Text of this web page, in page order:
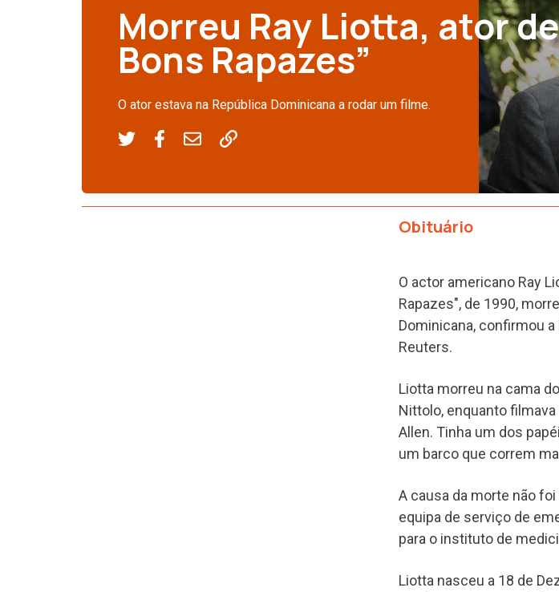
Morreu Ray Liotta, ator
Bons Rapazes”
O ator estava na República Dominicana a rodar um filme.
Obituário
O actor americano Ray
Rapazes", de 1990,
Dominicana, confirmou
Reuters.
Liotta morreu na cama
Nittolo, enquanto
Allen. Tinha um dos
um barco que correm
A causa da morte não
equipa de serviço de
para o instituto de
Liotta nasceu a 18 de